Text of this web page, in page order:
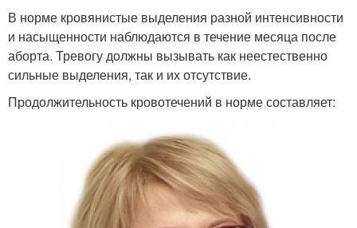
В норме кровянистые выделения разной интенсивности
и насыщенности наблюдаются в течение месяца после
аборта. Тревогу должны вызывать как неестественно
сильные выделения, так и их отсутствие.
Продолжительность кровотечений в норме составляет: